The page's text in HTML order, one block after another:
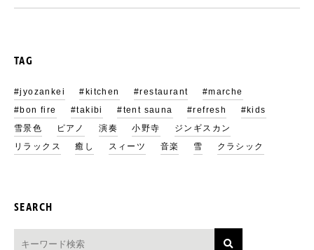
TAG
#jyozankei #kitchen #restaurant
#marche
#bon fire
#takibi #tent sauna #refresh
#kids
雪景色
ピアノ 演奏 小野寺
ジンギスカン
リラックス
癒し スィーツ 音楽 雪 クラシック
SEARCH